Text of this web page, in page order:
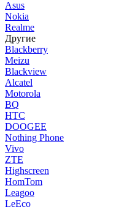
Asus
Nokia
Realme
Другие
Blackberry
Meizu
Blackview
Alcatel
Motorola
BQ
HTC
DOOGEE
Nothing Phone
Vivo
ZTE
Highscreen
HomTom
Leagoo
LeEco